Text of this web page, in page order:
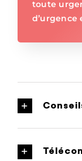
toute
d’urgence